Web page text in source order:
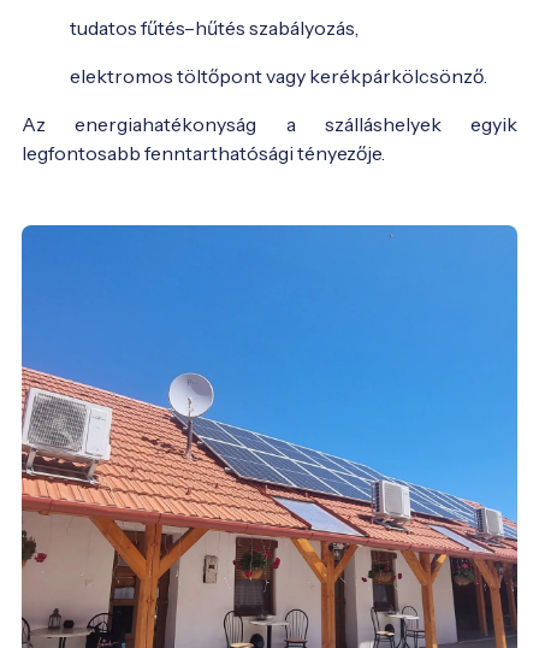
tudatos fűtés–hűtés szabályozás,
elektromos töltőpont vagy kerékpárkölcsönző.
Az energiahatékonyság a szálláshelyek egyik
legfontosabb fenntarthatósági tényezője.